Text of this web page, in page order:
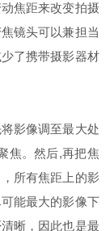
焦距来改变拍摄
镜头可以兼担当
了携带摄影器材
影像调至最大处
焦。然后,再把焦
所有焦距上的影
能最大的影像下
晰，因此也是最